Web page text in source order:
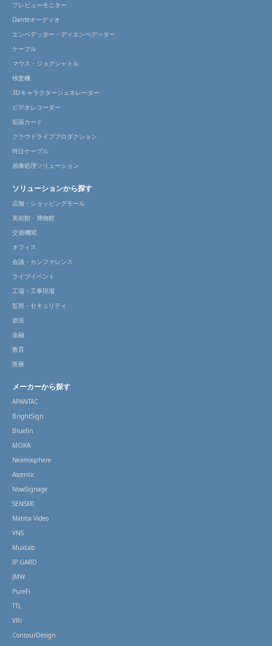
プレビューモニター
Danteオーディオ
エンベデッター・ディエンベデッター
ケーブル
マウス・ジョグシャトル
検査機
3Dキャラクタージェネレーター
ビデオレコーダー
拡張カード
クラウドライブプロダクション
特注ケーブル
画像処理ソリューション
ソリューションから探す
店舗・ショッピングモール
美術館・博物館
交通機関
オフィス
会議・カンファレンス
ライブイベント
工場・工事現場
監視・セキュリティ
放送
金融
教育
医療
メーカーから探す
APANTAC
BrightSign
Bluefin
MOKA
Nexmosphere
Ascentic
NowSignage
SENSMI
Matrox Video
VNS
MuxLab
IP GARD
JMW
PureFi
TTL
VRi
ContourDesign